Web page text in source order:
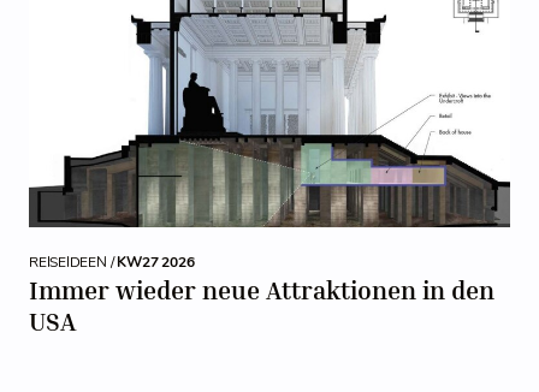
REISEIDEEN /KW27 2026
Immer wieder neue Attraktionen in den
USA